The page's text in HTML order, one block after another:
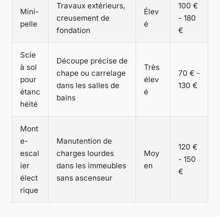
Mini-
pelle
Travaux extérieurs,
creusement de
fondation
Élev
é
100 €
- 180
€
Scie
à sol
pour
étanc
héité
Découpe précise de
chape ou carrelage
dans les salles de
bains
Très
élev
é
70 € -
130 €
Mont
e-
escal
ier
élect
rique
Manutention de
charges lourdes
dans les immeubles
sans ascenseur
Moy
en
120 €
- 150
€